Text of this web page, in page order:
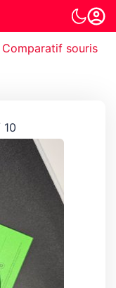
Comparatif souris
10